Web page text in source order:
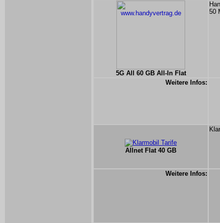
5G All 60 GB All-In Flat
50
Weitere Infos:
Allnet Flat 40 GB
Weitere Infos: